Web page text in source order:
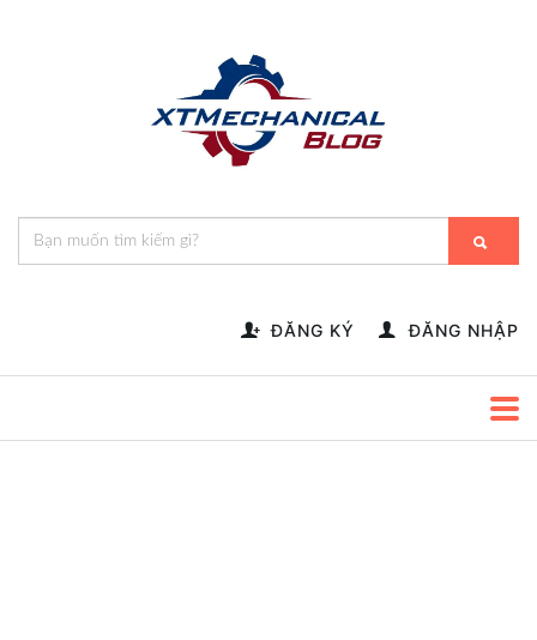
ĐĂNG KÝ ĐĂNG NHẬP